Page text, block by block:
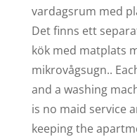
vardagsrum med
Det finns ett
kök med matplats
mikrovågsugn..
and a washing
is no maid service
keeping the